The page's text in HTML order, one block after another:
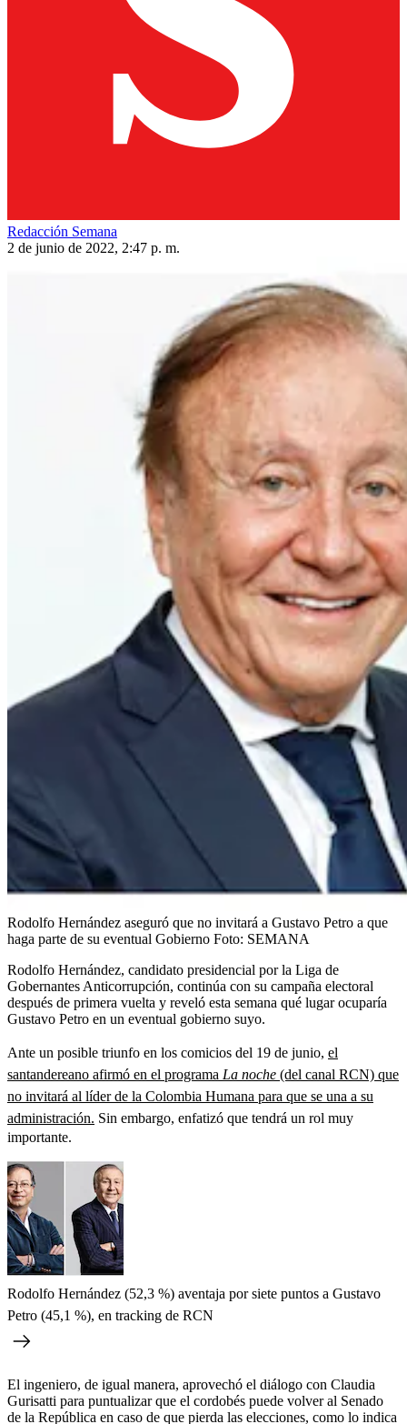
Redacción Semana
2 de junio de 2022, 2:47 p. m.
Rodolfo Hernández aseguró que no invitará a Gustavo Petro a que
haga parte de su eventual Gobierno Foto: SEMANA
Rodolfo Hernández, candidato presidencial por la Liga de
Gobernantes Anticorrupción, continúa con su campaña electoral
después de primera vuelta y reveló esta semana qué lugar ocuparía
Gustavo Petro en un eventual gobierno suyo.
Ante un posible triunfo en los comicios del 19 de junio, el
santandereano afirmó en el programa La noche (del canal RCN) que
no invitará al líder de la Colombia Humana para que se una a su
administración. Sin embargo, enfatizó que tendrá un rol muy
importante.
Rodolfo Hernández (52,3 %) aventaja por siete puntos a Gustavo
Petro (45,1 %), en tracking de RCN
El ingeniero, de igual manera, aprovechó el diálogo con Claudia
Gurisatti para puntualizar que el cordobés puede volver al Senado
de la República en caso de que pierda las elecciones, como lo indica